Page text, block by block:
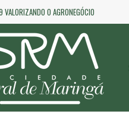
VALORIZANDO O AGRONEGÓCIO